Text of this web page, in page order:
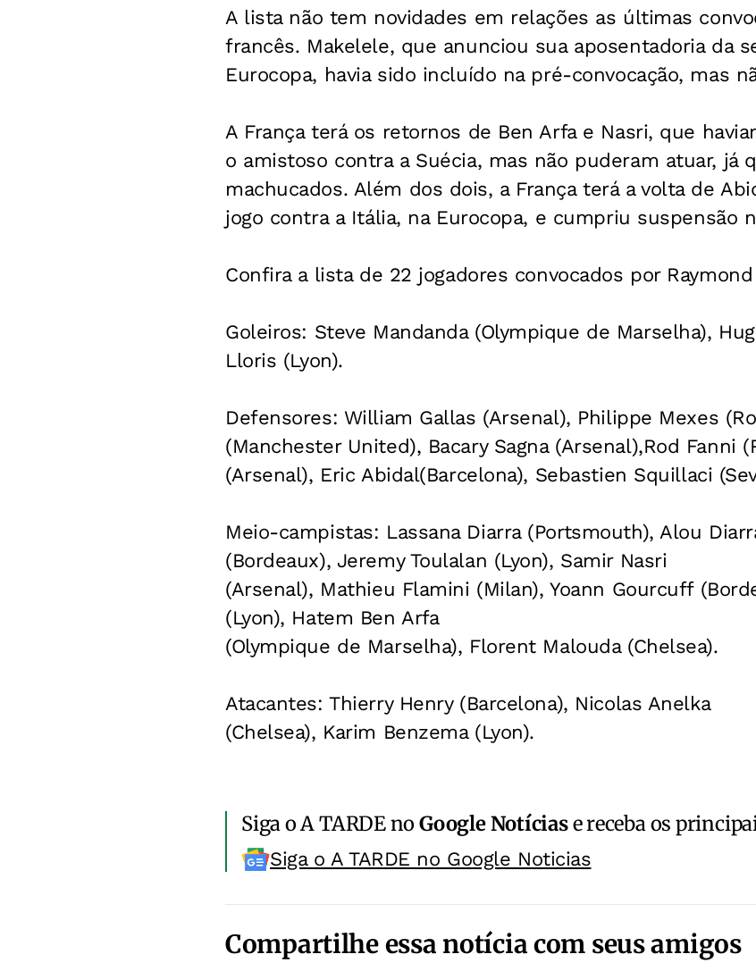
A lista não tem novidades em relações as últimas
francês. Makelele, que anunciou sua aposentadoria da
Eurocopa, havia sido incluído na pré-convocação, mas
A França terá os retornos de Ben Arfa e Nasri, que
o amistoso contra a Suécia, mas não puderam atuar, já
machucados. Além dos dois, a França terá a volta de
jogo contra a Itália, na Eurocopa, e cumpriu suspensão
Confira a lista de 22 jogadores convocados por
Goleiros: Steve Mandanda (Olympique de Marselha),
Lloris (Lyon).
Defensores: William Gallas (Arsenal), Philippe Mexes
(Manchester United), Bacary Sagna (Arsenal),Rod Fanni
(Arsenal), Eric Abidal(Barcelona), Sebastien Squillaci
Meio-campistas: Lassana Diarra (Portsmouth), Alou
(Bordeaux), Jeremy Toulalan (Lyon), Samir Nasri
(Arsenal), Mathieu Flamini (Milan), Yoann Gourcuff
(Lyon), Hatem Ben Arfa
(Olympique de Marselha), Florent Malouda (Chelsea).
Atacantes: Thierry Henry (Barcelona), Nicolas Anelka
(Chelsea), Karim Benzema (Lyon).
Siga o A TARDE noGoogle Notíciase receba os
Siga o A TARDE no Google Noticias
Compartilhe essa notícia com seus amigos